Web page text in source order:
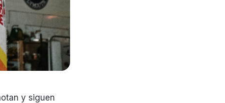
y siguen